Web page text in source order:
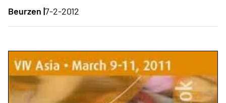
Beurzen |7-2-2012